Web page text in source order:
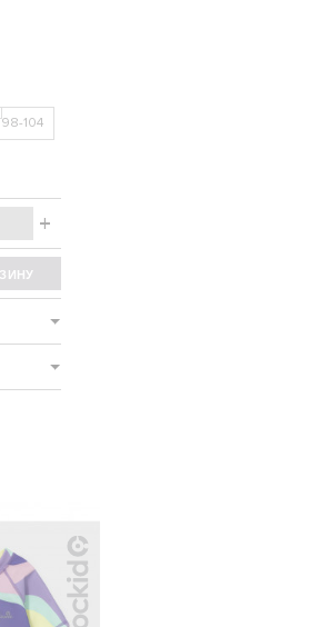
98-104
+